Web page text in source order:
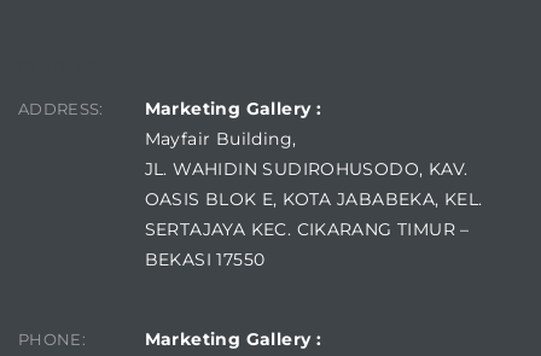
ADDRESS:
Marketing Gallery :
Mayfair Building,
JL. WAHIDIN SUDIROHUSODO, KAV.
OASIS BLOK E, KOTA JABABEKA, KEL.
SERTAJAYA KEC. CIKARANG TIMUR –
BEKASI 17550
PHONE:
Marketing Gallery :